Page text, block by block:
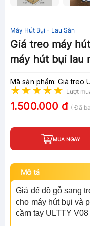
Máy Hút Bụi - Lau Sàn
Giá treo máy
máy hút bụi lau
Mã sản phẩm: Giá treo
Lượt
1.500.000 đ ( Đã
MUA NGAY
Mô tả
Giá để đồ gỗ sang
cho máy hút bụi và
cầm tay ULTTY V08